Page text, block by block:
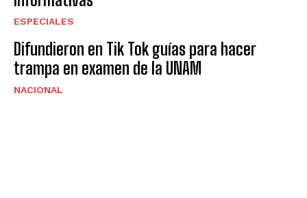
ESPECIALES
Difundieron en Tik Tok guías para hacer
trampa en examen de la UNAM
NACIONAL